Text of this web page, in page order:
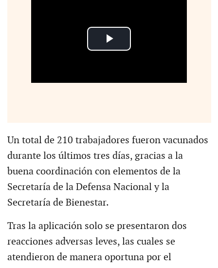
Un total de 210 trabajadores fueron vacunados
durante los últimos tres días, gracias a la
buena coordinación con elementos de la
Secretaría de la Defensa Nacional y la
Secretaría de Bienestar.
Tras la aplicación solo se presentaron dos
reacciones adversas leves, las cuales se
atendieron de manera oportuna por el